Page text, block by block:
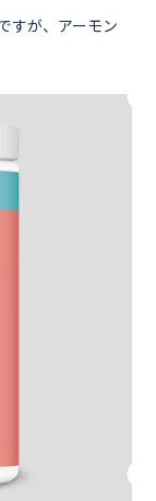
すが、アーモン